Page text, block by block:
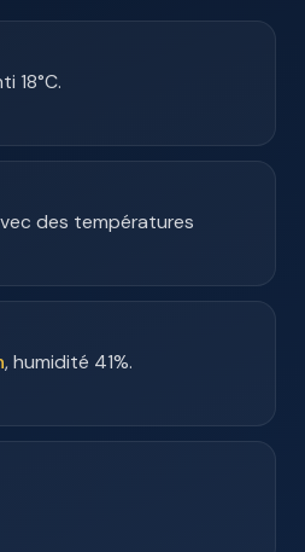
18°C.
des températures
, humidité 41%.